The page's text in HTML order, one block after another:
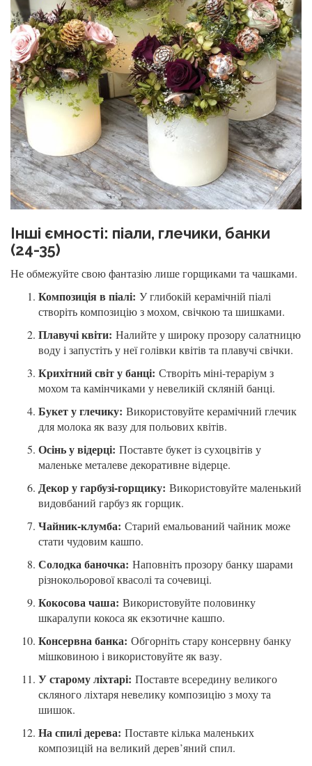
Інші ємності: піали, глечики, банки
(24-35)
Не обмежуйте свою фантазію лише горщиками та чашками.
Композиція в піалі: У глибокій керамічній піалі
створіть композицію з мохом, свічкою та шишками.
Плавучі квіти: Налийте у широку прозору салатницю
воду і запустіть у неї голівки квітів та плавучі свічки.
Крихітний світ у банці: Створіть міні-тераріум з
мохом та камінчиками у невеликій скляній банці.
Букет у глечику: Використовуйте керамічний глечик
для молока як вазу для польових квітів.
Осінь у відерці: Поставте букет із сухоцвітів у
маленьке металеве декоративне відерце.
Декор у гарбузі-горщику: Використовуйте маленький
видовбаний гарбуз як горщик.
Чайник-клумба: Старий емальований чайник може
стати чудовим кашпо.
Солодка баночка: Наповніть прозору банку шарами
різнокольорової квасолі та сочевиці.
Кокосова чаша: Використовуйте половинку
шкаралупи кокоса як екзотичне кашпо.
Консервна банка: Обгорніть стару консервну банку
мішковиною і використовуйте як вазу.
У старому ліхтарі: Поставте всередину великого
скляного ліхтаря невелику композицію з моху та
шишок.
На спилі дерева: Поставте кілька маленьких
композицій на великий дерев’яний спил.